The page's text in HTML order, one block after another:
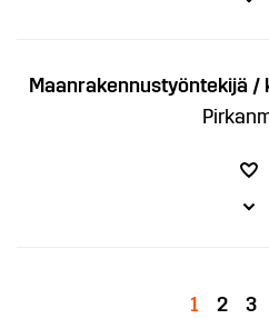
Maanrakennustyöntekijä /
1 2 3